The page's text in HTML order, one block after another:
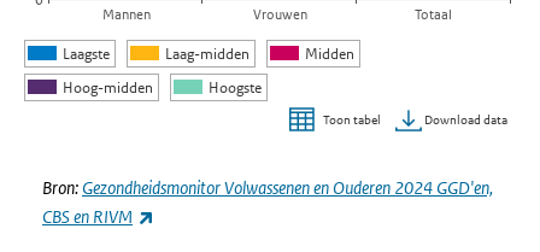
Laagste Laag-midden
Midden
Hoog-midden
Hoogste
Mannen Vrouwen Totaal
Toon tabel Download data
Bron: Gezondheidsmonitor Volwassenen en Ouderen 2024 GGD'en,
CBS en RIVM